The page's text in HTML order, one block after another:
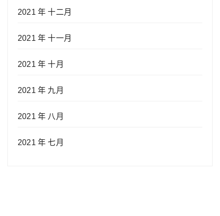
2021 年 十二月
2021 年 十一月
2021 年 十月
2021 年 九月
2021 年 八月
2021 年 七月